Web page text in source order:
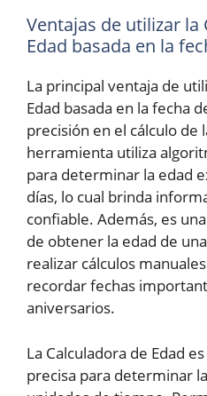
Ventajas de utilizar la
Edad basada en la
La principal ventaja de
Edad basada en la fecha
precisión en el cálculo de
herramienta utiliza
para determinar la edad
días, lo cual brinda
confiable. Además, es
de obtener la edad de
realizar cálculos
recordar fechas
aniversarios.
La Calculadora de Edad
precisa para determinar